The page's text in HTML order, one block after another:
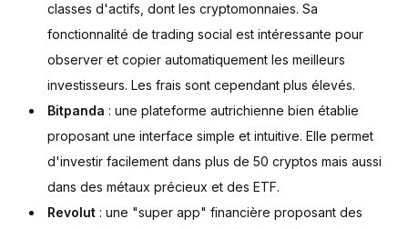
classes d'actifs, dont les cryptomonnaies. Sa
fonctionnalité de trading social est intéressante pour
observer et copier automatiquement les meilleurs
investisseurs. Les frais sont cependant plus élevés.
Bitpanda : une plateforme autrichienne bien établie
proposant une interface simple et intuitive. Elle permet
d'investir facilement dans plus de 50 cryptos mais aussi
dans des métaux précieux et des ETF.
Revolut : une "super app" financière proposant des